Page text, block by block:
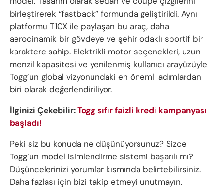
birleştirerek “fastback” formunda geliştirildi. Aynı
platformu T10X ile paylaşan bu araç, daha
aerodinamik bir gövdeye ve şehir odaklı sportif bir
karaktere sahip. Elektrikli motor seçenekleri, uzun
menzil kapasitesi ve yenilenmiş kullanıcı arayüzüyle
Togg’un global vizyonundaki en önemli adımlardan
biri olarak değerlendiriliyor.
İlginizi Çekebilir:Togg sıfır faizli kredi kampanyası
başladı!
Peki siz bu konuda ne düşünüyorsunuz? Sizce
Togg’un model isimlendirme sistemi başarılı mı?
Düşüncelerinizi yorumlar kısmında belirtebilirsiniz.
Daha fazlası için bizi takip etmeyi unutmayın.